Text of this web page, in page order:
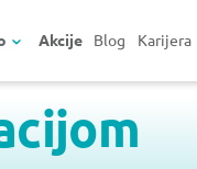
Akcije Blog Karijera